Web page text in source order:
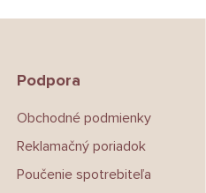
Podpora
Obchodné podmienky
Reklamačný poriadok
Poučenie spotrebiteľa